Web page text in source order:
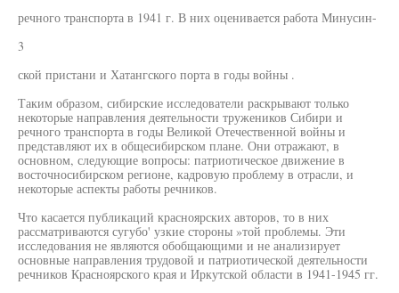
речного транспорта в 1941 г. В них оценивается работа Минусин-
3
ской пристани и Хатангского порта в годы войны .
Таким образом, сибирские исследователи раскрывают только
некоторые направления деятельности тружеников Сибири и
речного транспорта в годы Великой Отечественной войны и
представляют их в общесибирском плане. Они отражают, в
основном, следующие вопросы: патриотическое движение в
восточносибирском регионе, кадровую проблему в отрасли, и
некоторые аспекты работы речников.
Что касается публикаций красноярских авторов, то в них
рассматриваются сугубо' узкие стороны »той проблемы. Эти
исследования не являются обобщающими и не анализирует
основные направления трудовой и патриотической деятельности
речников Красноярского края и Иркутской области в 1941-1945 гг.